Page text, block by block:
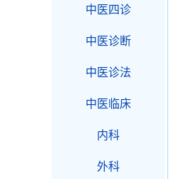
中医四诊
中医诊断
中医诊法
中医临床
内科
外科